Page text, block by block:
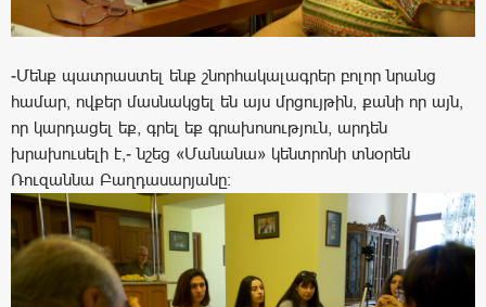
-Մենք պատրաստել ենք շնորհակալագրեր բոլոր նրանց
համար, ովքեր մասնակցել են այս մրցույթին, քանի որ այն,
որ կարդացել եք, գրել եք գրախոսություն, արդեն
խրախուսելի է,- նշեց «Մանանա» կենտրոնի տնօրեն
Ռուզաննա Բաղդասարյանը: